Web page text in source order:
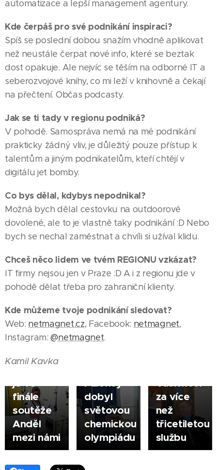
automatizace a lepší management agentury.
Kde čerpáš pro své podnikání inspiraci?
Spíš se poslední dobou snažím vhodně aplikovat
než neustále čerpat nové info, které se beztak
dost opakuje. Ale nejvíc se těším na odborné IT a
seberozvojové knihy, co mi leží v knihovně a čekají
na přečtení. Občas podcasty.
Jak se ti tady v regionu podniká?
V pohodě. Samospráva nemá na mé podnikání
prakticky žádný vliv, je důležitý pouze přístup k
talentům a jiným podnikatelům, kteří chtějí v
digitálu jet bomby.
Co bys dělal, kdybys nepodnikal?
Možná bych dělal cestovku na outdoorové
dovolené, ale to je vlastně taky podnikání :D Nebo
bych se nechal zaměstnat a chvíli si užíval klidu.
Chceš něco lidem ve tvém REGIONU vzkázat?
IT firmy nejsou jen v Praze :D A i z regionu jde v
pohodě dělat třeba pro zahraniční klienty.
Kde můžeme tvoje podnikání sledovat?
Web: netmagnet.cz, Facebook: netmagnet,
Instagram:@netmagnet.
Kamil Kavka
07.08.2026
VYŠKOV
|Sestřička
Jarmila
je ve
finále
soutěže
Anděl
mezi námi
ŠUMPERK
|Zlatý
hoch ze
Paloncý
dobyl
světovou
chemickou
olympiádu
03.08.2026
HODONÍN
poděkovalo
řediteli
Vašíčkovi
za více
než
třicetiletou
službu